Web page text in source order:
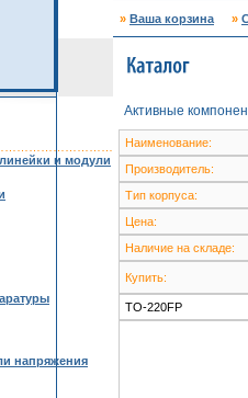
» Ваша корзина »
и модули
напряжения
Активные
Наименование:
Производитель:
Тип корпуса:
Цена:
Наличие на складе:
Купить:
TO-220FP